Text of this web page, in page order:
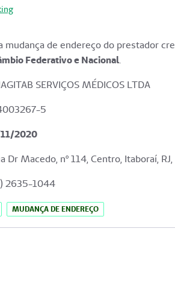
mudança de endereço do prestador
Federativo e Nacional.
SERVIÇOS MÉDICOS LTDA
5
2020
Dr Macedo, nº 114, Centro, Itaboraí,
2635-1044
MUDANÇA DE ENDEREÇO